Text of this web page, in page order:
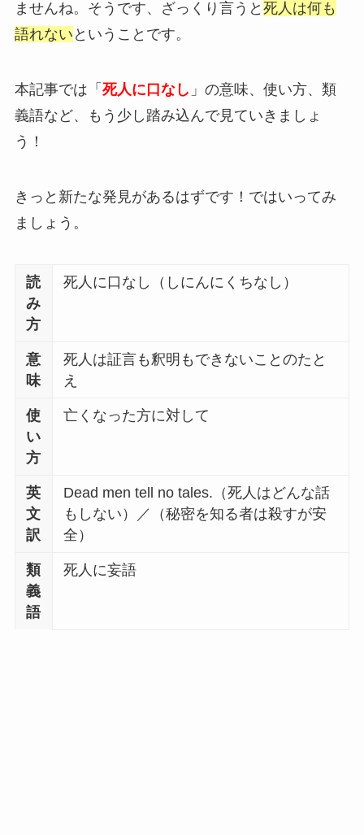
ませんね。そうです、ざっくり言うと 死人は何も
語れない ということです。
本記事では「 死人に口なし 」の意味、使い方、類
義語など、もう少し踏み込んで見ていきましょ
う！
きっと新たな発見があるはずです！ではいってみ
ましょう。
読
み
方
死人に口なし（しにんにくちなし）
意
味
死人は証言も釈明もできないことのたと
え
使
い
方
亡くなった方に対して
英
文
訳
Dead men tell no tales.（死人はどんな話
もしない）／（秘密を知る者は殺すが安
全）
類
義
語
死人に妄語